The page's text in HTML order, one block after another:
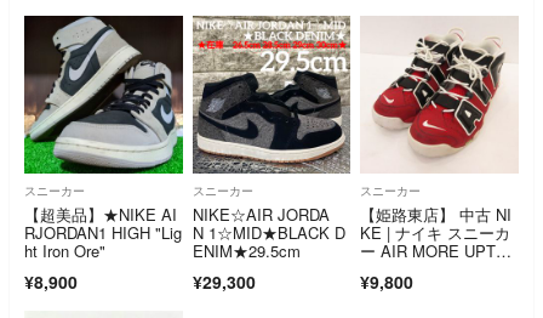
スニーカー
【超美品】★NIKE AI
RJORDAN1 HIGH "Lig
ht Iron Ore"
¥8,900
スニーカー
NIKE☆AIR JORDA
N 1☆MID★BLACK D
ENIM★29.5cm
¥29,300
スニーカー
【姫路東店】 中古 NI
KE | ナイキ スニーカ
ー AIR MORE UPTE
0 レッド 26.5cm 【12
¥9,800